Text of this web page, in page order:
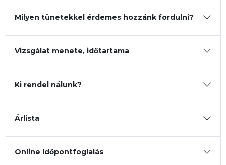
Milyen tünetekkel érdemes hozzánk fordulni?
Vizsgálat menete, időtartama
Ki rendel nálunk?
Árlista
Online Időpontfoglalás